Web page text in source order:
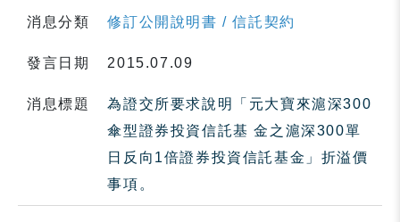
消息分類 修訂公開說明書 / 信託契約
發言日期 2015.07.09
消息標題
為證交所要求說明「元大寶來滬深300
傘型證券投資信託基 金之滬深300單
日反向1倍證券投資信託基金」折溢價
事項。